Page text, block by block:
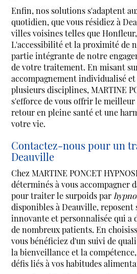
Enfin, nos solutions s'adaptent
quotidien, que vous résidiez à
villes voisines telles que
L'accessibilité et la proximité de
partie intégrante de notre
de votre traitement. En misant
accompagnement individualisé
plusieurs disciplines, MARTINE
s'efforce de vous offrir le meilleur
retour en pleine santé et une
votre vie.
Contactez-nous pour un
Deauville
Chez MARTINE PONCET
déterminés à vous accompagner
pour traiter le surpoids par
disponibles à Deauville, reposent
innovante et personnalisée qui a
de nombreux patients. En
vous bénéficiez d'un suivi de
la bienveillance et la
défis liés à vos habitudes